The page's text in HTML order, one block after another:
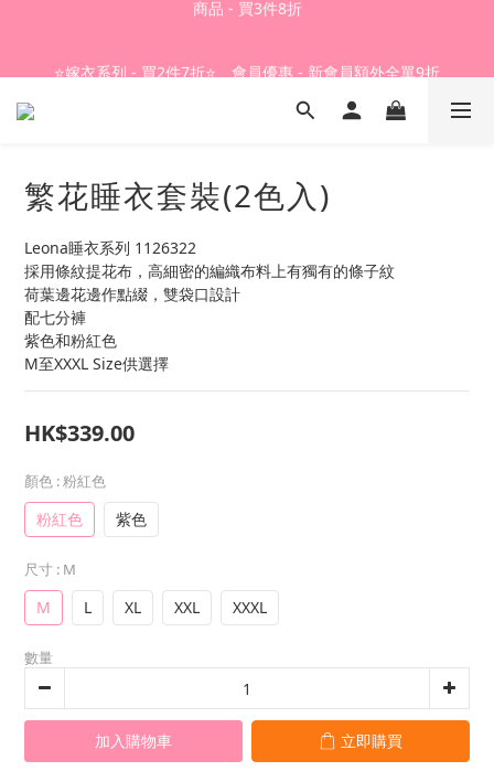
⭐嫁衣系列 - 買2件7折⭐、會員優惠 - 新會員額外全單9折
繁花睡衣套裝(2色入)
Leona睡衣系列 1126322
採用條紋提花布，高細密的編織布料上有獨有的條子紋
荷葉邊花邊作點綴，雙袋口設計
配七分褲
紫色和粉紅色
M至XXXL Size供選擇
HK$339.00
顏色 : 粉紅色
粉紅色 紫色
尺寸 : M
M L XL XXL XXXL
數量
加入購物車 立即購買